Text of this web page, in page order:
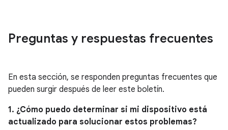
Preguntas y respuestas frecuentes
En esta sección, se responden preguntas frecuentes que
pueden surgir después de leer este boletín.
1. ¿Cómo puedo determinar si mi dispositivo está
actualizado para solucionar estos problemas?